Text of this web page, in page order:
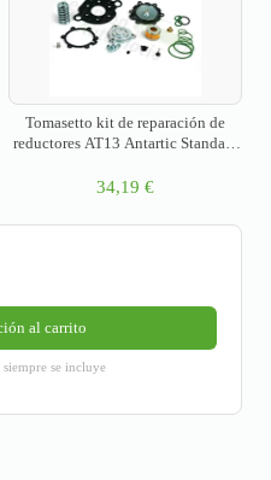
Tomasetto kit de reparación de
reductores AT13 Antartic Standard
34,19 €
al carrito
se incluye